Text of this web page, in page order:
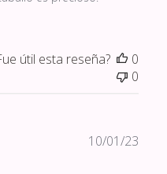
útil esta reseña?
0
0
10/01/23